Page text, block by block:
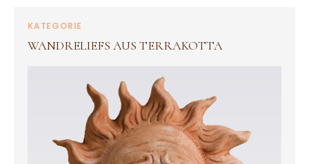
KATEGORIE
WANDRELIEFS AUS TERRAKOTTA